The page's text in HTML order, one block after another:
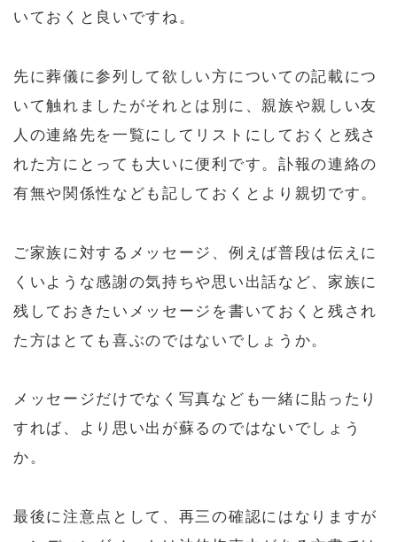
いておくと良いですね。
先に葬儀に参列して欲しい方についての記載につ
いて触れましたがそれとは別に、親族や親しい友
人の連絡先を一覧にしてリストにしておくと残さ
れた方にとっても大いに便利です。訃報の連絡の
有無や関係性なども記しておくとより親切です。
ご家族に対するメッセージ、例えば普段は伝えに
くいような感謝の気持ちや思い出話など、家族に
残しておきたいメッセージを書いておくと残され
た方はとても喜ぶのではないでしょうか。
メッセージだけでなく写真なども一緒に貼ったり
すれば、より思い出が蘇るのではないでしょう
か。
最後に注意点として、再三の確認にはなりますが